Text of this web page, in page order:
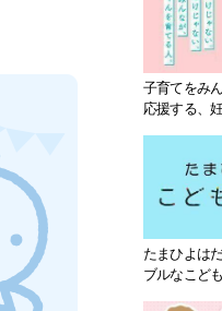
子育てをみ
応援する、
たまひよは
ブルなこど